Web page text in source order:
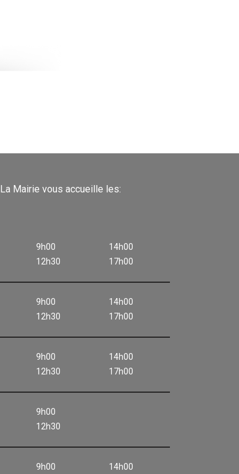
La Mairie vous accueille les:
9h00
12h30
14h00
17h00
9h00
12h30
14h00
17h00
9h00
12h30
14h00
17h00
9h00
12h30
9h00
14h00